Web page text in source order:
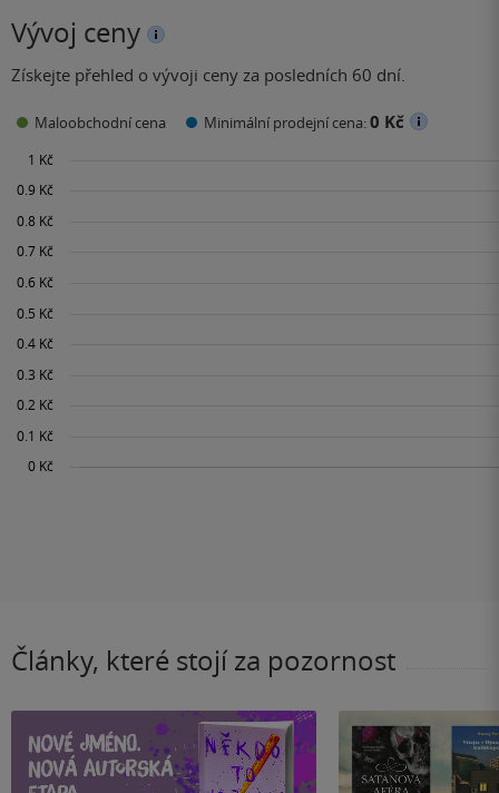
Vývoj ceny
Získejte přehled o vývoji ceny za posledních 60 dní.
Maloobchodní cena Minimální prodejní cena:0 Kč
Články, které stojí za pozornost